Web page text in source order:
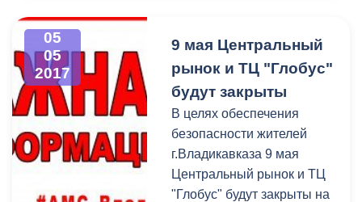
ВОВ. В столице Северной
Осетии-Алании памятные
мероприятия прошли
единовременно у
памятника дважды Героя
СССР Иссы Плиева,
«Рубежа обороны
Владикавказа», памятника
05
05
2017
9 мая Центральный
рынок и ТЦ "Глобус"
будут закрыты
В целях обеспечения
безопасности жителей
г.Владикавказа 9 мая
Центральный рынок и ТЦ
"Глобус" будут закрыты на